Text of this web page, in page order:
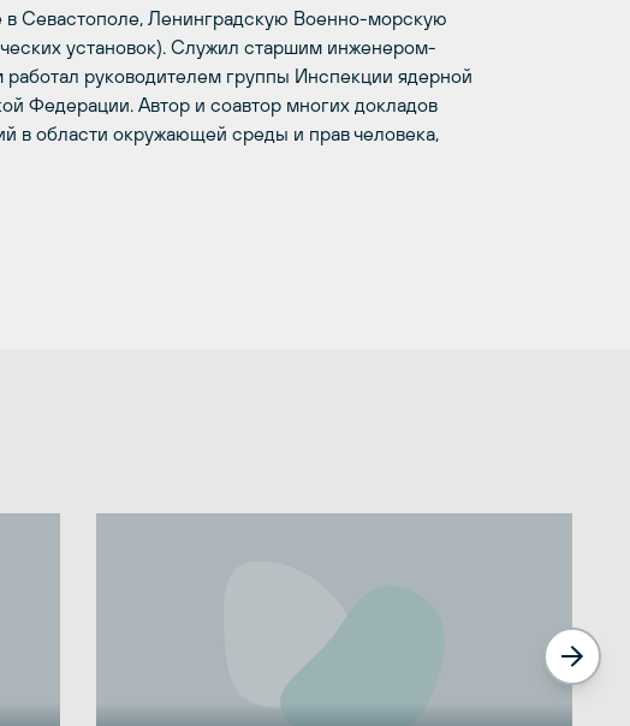
Севастополе, Ленинградскую Военно-морскую
установок). Служил старшим инженером-
руководителем группы Инспекции ядерной
Федерации. Автор и соавтор многих докладов
в области окружающей среды и прав человека,